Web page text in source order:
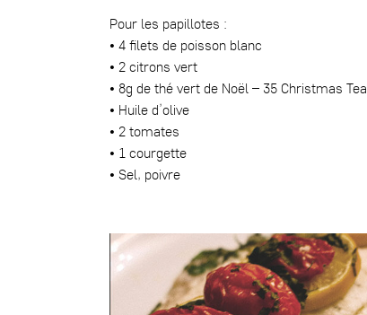
Pour les papillotes :
• 4 filets de poisson blanc
• 2 citrons vert
• 8g de thé vert de Noël – 35 Christmas Tea
• Huile d’olive
• 2 tomates
• 1 courgette
• Sel, poivre